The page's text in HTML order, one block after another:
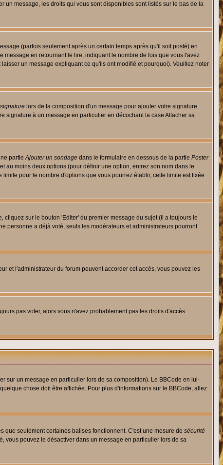
un message, les droits qui vous sont disponibles sont listés sur le bas de la
(parfois seulement après un certain temps après qu'il soit posté) en
en retournant le lire, indiquant le nombre de fois que vous l'avez
un message expliquant ce qu'ils ont modifié et pourquoi). Veuillez noter
lors de la composition d'un message pour ajouter votre signature.
signature à un message en particulier en décochant la case Attacher sa
partieAjouter un sondage dans le formulaire en dessous de la partie Poster
au moins deux options (pour définir une option, entrez son nom dans le
pour le nombre d'options que vous pourrez établir, cette limite est fixée
sur le bouton 'Editer' du premier message du sujet (il a toujours le
personne a déjà voté, seuls les modérateurs et administrateurs pourront
et l'administrateur du forum peuvent accorder cet accès, vous pouvez les
pas voter, alors vous n'avez probablement pas les droits d'accès
sur un message en particulier lors de sa composition). Le BBCode en lui-
chose doit être affichée. Pour plus d'informations sur le BBCode, allez
que seulement certaines balises fonctionnent. C'est une mesure de sécurité
vous pouvez le désactiver dans un message en particulier lors de sa